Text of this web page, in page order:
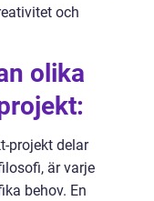
och
olika
projekt delar
är varje
behov. En